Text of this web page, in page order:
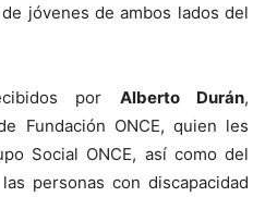
jóvenes de ambos lados del
por Alberto Durán,
Fundación ONCE, quien les
Social ONCE, así como del
personas con discapacidad